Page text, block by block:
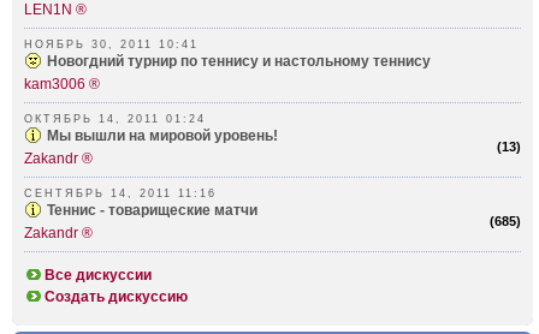
LEN1N ®
НОЯБРЬ 30, 2011 10:41
Новогдний турнир по теннису и настольному теннису
kam3006 ®
ОКТЯБРЬ 14, 2011 01:24
(13)
Мы вышли на мировой уровень!
Zakandr ®
СЕНТЯБРЬ 14, 2011 11:16
(685)
Теннис - товарищеские матчи
Zakandr ®
Все дискуссии
Создать дискуссию